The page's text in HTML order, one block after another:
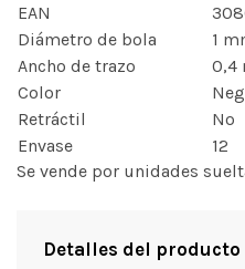
EAN
Diámetro de bola
1
Ancho de trazo
0,4
Color
Retráctil
No
Envase
12
Se vende por unidades
Detalles del producto